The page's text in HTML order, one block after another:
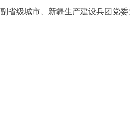
级城市、新疆生产建设兵团党委